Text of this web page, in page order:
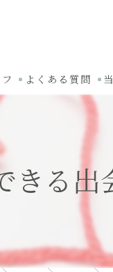
よくある質問
きる出